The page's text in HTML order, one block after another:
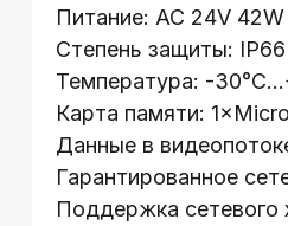
Питание: AC 24V
Степень защиты: IP66
Температура: -
Карта памяти:
Данные в
Гарантированное
Поддержка сетевого